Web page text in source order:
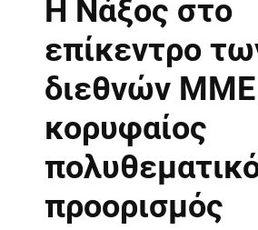
Η Νάξος στο
επίκεντρο
διεθνών
κορυφαίος
προορισμός